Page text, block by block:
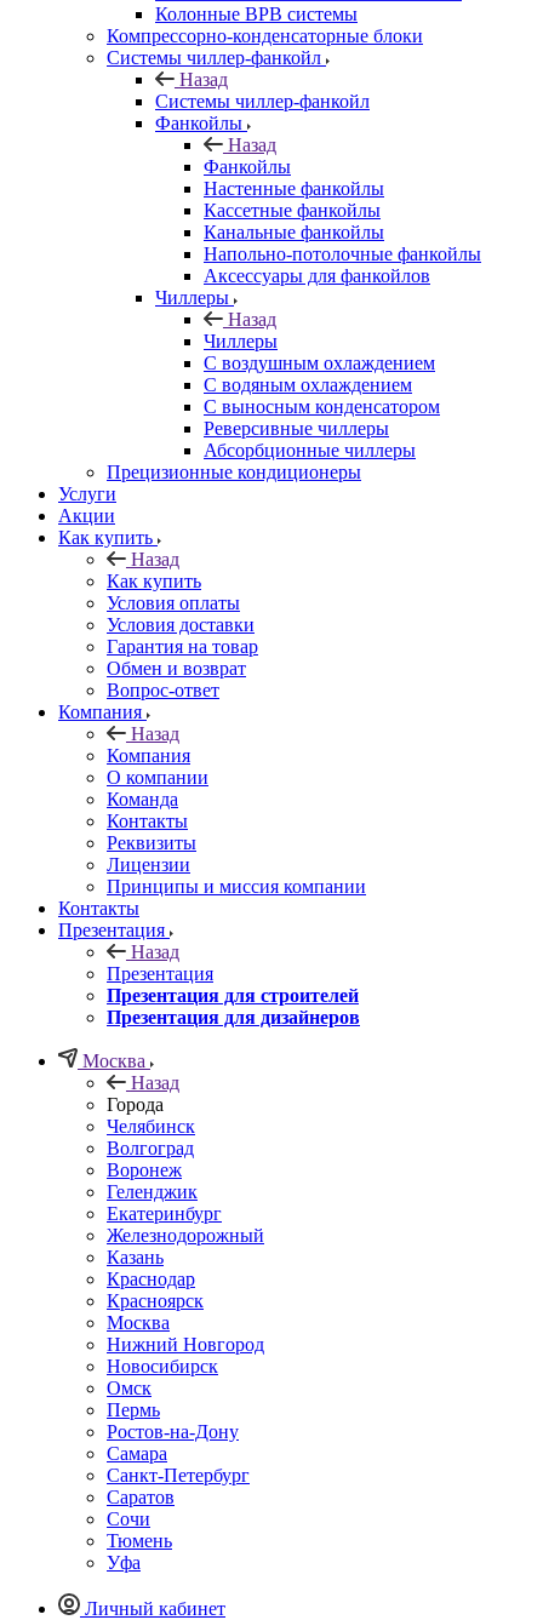
Колонные ВРВ системы
Компрессорно-конденсаторные блоки
Системы чиллер-фанкойл
Назад
Системы чиллер-фанкойл
Фанкойлы
Назад
Фанкойлы
Настенные фанкойлы
Кассетные фанкойлы
Канальные фанкойлы
Напольно-потолочные фанкойлы
Аксессуары для фанкойлов
Чиллеры
Назад
Чиллеры
С воздушным охлаждением
С водяным охлаждением
С выносным конденсатором
Реверсивные чиллеры
Абсорбционные чиллеры
Прецизионные кондиционеры
Услуги
Акции
Как купить
Назад
Как купить
Условия оплаты
Условия доставки
Гарантия на товар
Обмен и возврат
Вопрос-ответ
Компания
Назад
Компания
О компании
Команда
Контакты
Реквизиты
Лицензии
Принципы и миссия компании
Контакты
Презентация
Назад
Презентация
Презентация для строителей
Презентация для дизайнеров
Москва
Назад
Города
Челябинск
Волгоград
Воронеж
Геленджик
Екатеринбург
Железнодорожный
Казань
Краснодар
Красноярск
Москва
Нижний Новгород
Новосибирск
Омск
Пермь
Ростов-на-Дону
Самара
Санкт-Петербург
Саратов
Сочи
Тюмень
Уфа
Личный кабинет